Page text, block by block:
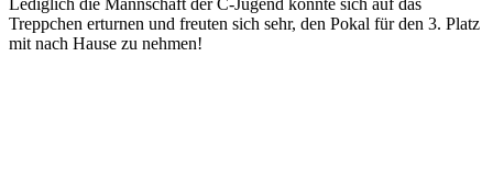
Treppchen erturnen und freuten sich sehr, den Pokal für den 3. Platz
mit nach Hause zu nehmen!